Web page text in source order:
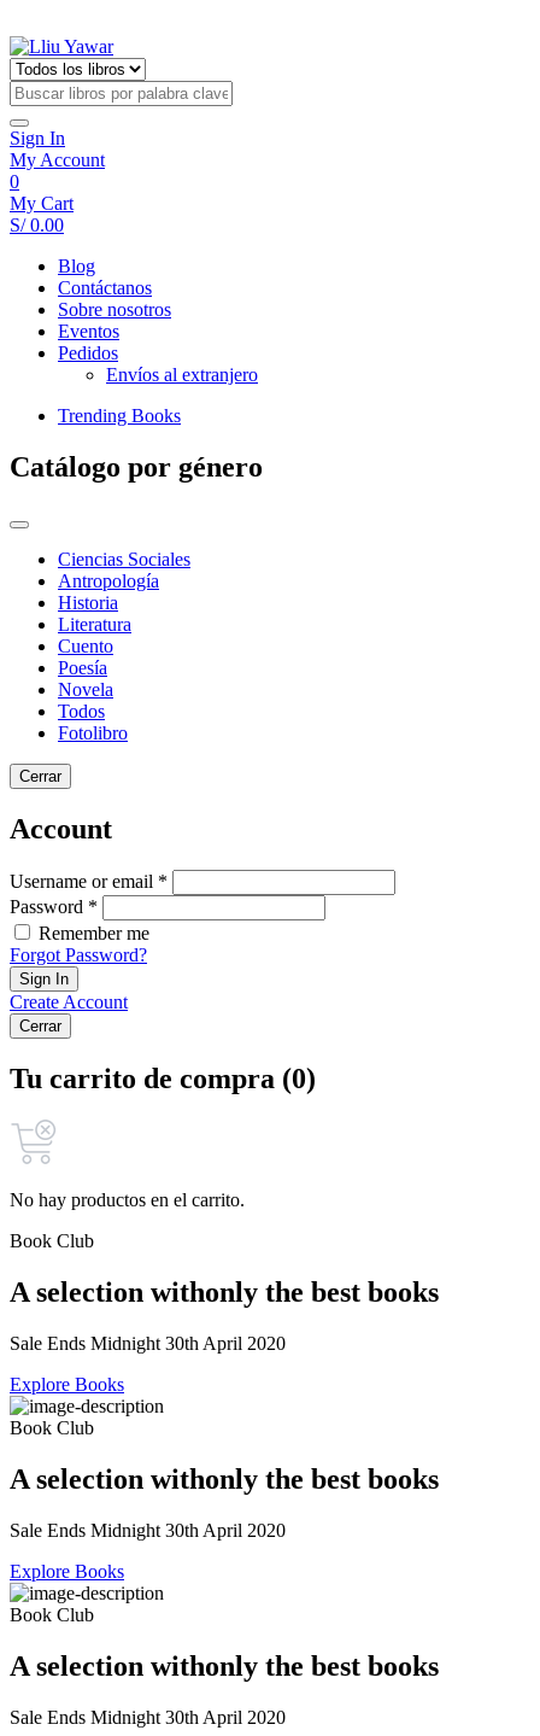
Sign In
My Account
0
My Cart
S/0.00
Blog
Contáctanos
Sobre nosotros
Eventos
Pedidos
Envíos al extranjero
Trending Books
Catálogo por género
Ciencias Sociales
Antropología
Historia
Literatura
Cuento
Poesía
Novela
Todos
Fotolibro
Cerrar
Account
Username or email *
Password *
Remember me
Forgot Password?
Sign In
Create Account
Cerrar
Tu carrito de compra (0)
No hay productos en el carrito.
Book Club
A selection withonly the best books
Sale Ends Midnight 30th April 2020
Explore Books
Book Club
A selection withonly the best books
Sale Ends Midnight 30th April 2020
Explore Books
Book Club
A selection withonly the best books
Sale Ends Midnight 30th April 2020